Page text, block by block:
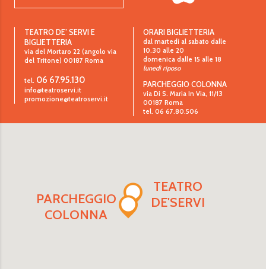
TEATRO DE’ SERVI E
BIGLIETTERIA
via del Mortaro 22 (angolo via
del Tritone) 00187 Roma
tel. 06 67.95.130
info@teatroservi.it
promozione@teatroservi.it
ORARI BIGLIETTERIA
dal martedì al sabato dalle
10.30 alle 20
domenica dalle 15 alle 18
lunedì riposo
PARCHEGGIO COLONNA
via Di S. Maria In Via, 11/13
00187 Roma
tel. 06 67.80.506
TEATRO
DE'SERVI
PARCHEGGIO
COLONNA